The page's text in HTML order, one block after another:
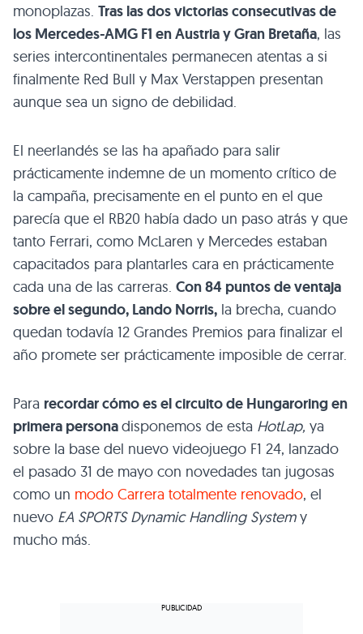
monoplazas. Tras las dos victorias consecutivas de
los Mercedes-AMG F1 en Austria y Gran Bretaña, las
series intercontinentales permanecen atentas a si
finalmente Red Bull y Max Verstappen presentan
aunque sea un signo de debilidad.
El neerlandés se las ha apañado para salir
prácticamente indemne de un momento crítico de
la campaña, precisamente en el punto en el que
parecía que el RB20 había dado un paso atrás y que
tanto Ferrari, como McLaren y Mercedes estaban
capacitados para plantarles cara en prácticamente
cada una de las carreras. Con 84 puntos de ventaja
sobre el segundo, Lando Norris, la brecha, cuando
quedan todavía 12 Grandes Premios para finalizar el
año promete ser prácticamente imposible de cerrar.
Para recordar cómo es el circuito de Hungaroring en
primera personadisponemos de esta HotLap, ya
sobre la base del nuevo videojuego F1 24, lanzado
el pasado 31 de mayo con novedades tan jugosas
como un modo Carrera totalmente renovado, el
nuevo EA SPORTS Dynamic Handling Systemy
mucho más.